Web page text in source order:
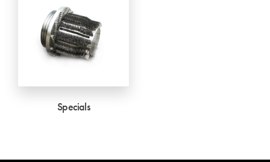
Specials